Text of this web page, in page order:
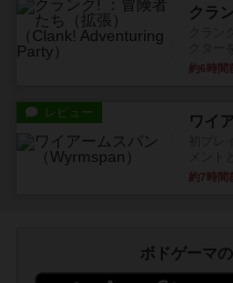
クラ
約6時間
レビュー ワイ
約7時間
ボドゲーマ